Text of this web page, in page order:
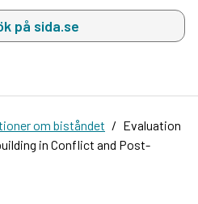
sökförslag kommer att visas
om biståndet
Evaluation
in Conflict and Post-